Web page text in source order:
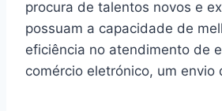
procura de talentos novos e
possuam a capacidade de
eficiência no atendimento de
comércio eletrónico, um envio